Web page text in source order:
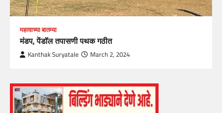
महत्वाच्या बातम्या
मंडप, पेंडॉल तपासणी पथक गठीत
Kanthak Suryatale March 2, 2024